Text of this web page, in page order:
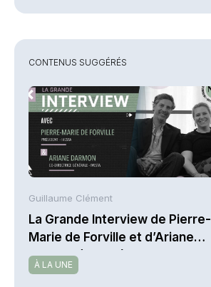
CONTENUS SUGGÉRÉS
Guillaume Clément
La Grande Interview de Pierre-
Marie de Forville et d’Ariane
Darmon (Ivesta)
À LA UNE